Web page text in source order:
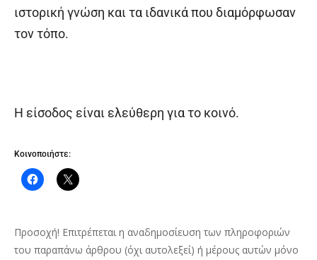
ιστορική γνώση και τα ιδανικά που διαμόρφωσαν
τον τόπο.
Η είσοδος είναι ελεύθερη για το κοινό.
Κοινοποιήστε:
Προσοχή! Επιτρέπεται η αναδημοσίευση των πληροφοριών
του παραπάνω άρθρου (όχι αυτολεξεί) ή μέρους αυτών μόνο